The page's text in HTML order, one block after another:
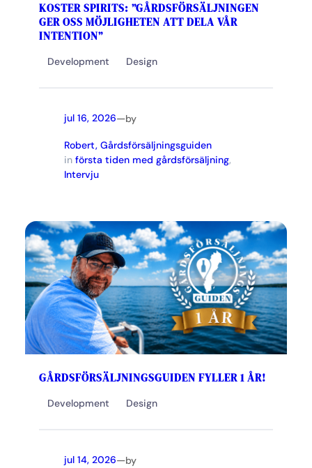
KOSTER SPIRITS: ”GÅRDSFÖRSÄLJNINGEN
GER OSS MÖJLIGHETEN ATT DELA VÅR
INTENTION”
Development Design
jul 16, 2026—by
Robert, Gårdsförsäljningsguiden
in första tiden med gårdsförsäljning
Intervju
GÅRDSFÖRSÄLJNINGSGUIDEN FYLLER 1 ÅR!
Development Design
jul 14, 2026—by